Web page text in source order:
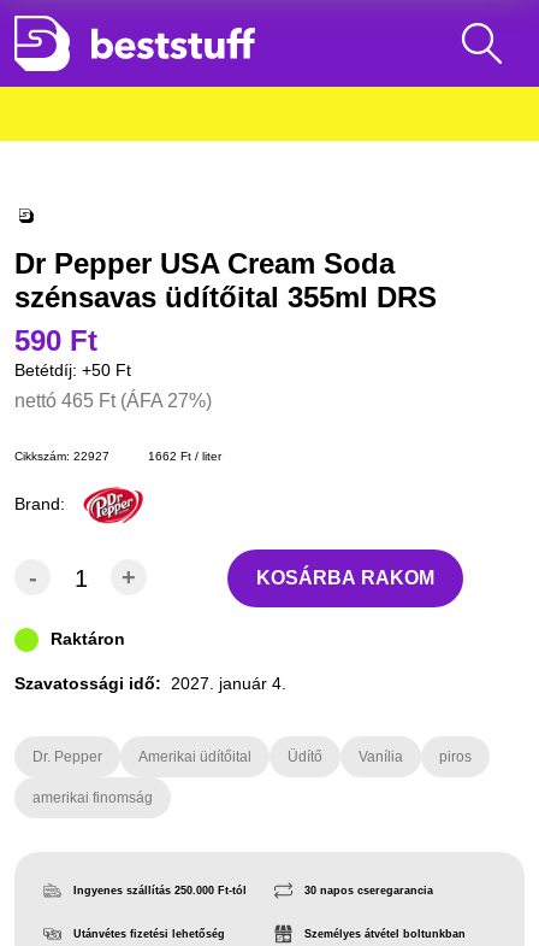
Dr Pepper USA Cream Soda
szénsavas üdítőital 355ml DRS
590 Ft
Betétdíj: +50 Ft
nettó 465 Ft (ÁFA 27%)
Cikkszám: 22927 1662 Ft / liter
Brand:
- + KOSÁRBA RAKOM
Raktáron
Szavatossági idő: 2027. január 4.
Dr. Pepper Amerikai üdítőital Üdítő Vanília piros
amerikai finomság
Ingyenes szállítás 250.000 Ft-tól
Utánvétes fizetési lehetőség
30 napos cseregarancia
Személyes átvétel boltunkban